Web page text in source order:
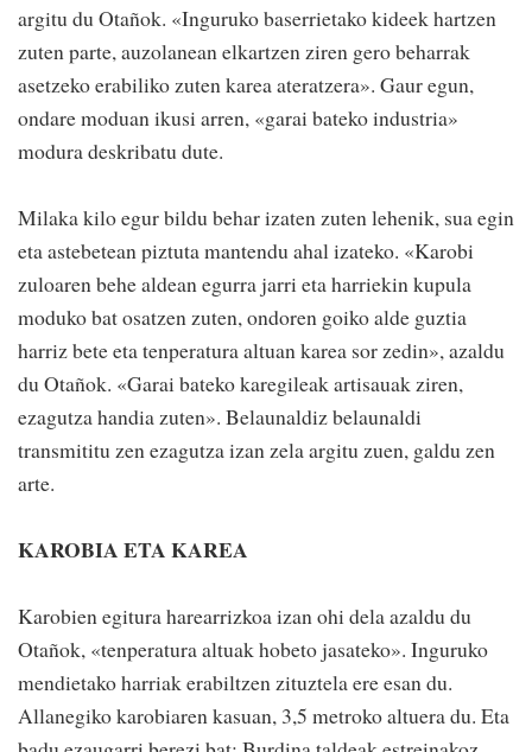
argitu du Otañok. «Inguruko baserrietako kideek hartzen
zuten parte, auzolanean elkartzen ziren gero beharrak
asetzeko erabiliko zuten karea ateratzera». Gaur egun,
ondare moduan ikusi arren, «garai bateko industria»
modura deskribatu dute.
Milaka kilo egur bildu behar izaten zuten lehenik, sua egin
eta astebetean piztuta mantendu ahal izateko. «Karobi
zuloaren behe aldean egurra jarri eta harriekin kupula
moduko bat osatzen zuten, ondoren goiko alde guztia
harriz bete eta tenperatura altuan karea sor zedin», azaldu
du Otañok. «Garai bateko karegileak artisauak ziren,
ezagutza handia zuten». Belaunaldiz belaunaldi
transmititu zen ezagutza izan zela argitu zuen, galdu zen
arte.
KAROBIA ETA KAREA
Karobien egitura harearrizkoa izan ohi dela azaldu du
Otañok, «tenperatura altuak hobeto jasateko». Inguruko
mendietako harriak erabiltzen zituztela ere esan du.
Allanegiko karobiaren kasuan, 3,5 metroko altuera du. Eta